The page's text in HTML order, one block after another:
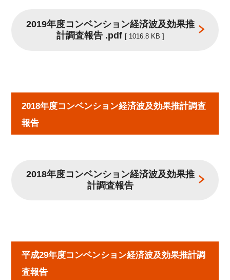
2019年度コンベンション経済波及効果推
計調査報告 .pdf [ 1016.8 KB ]
2018年度コンベンション経済波及効果推計調査
報告
2018年度コンベンション経済波及効果推
計調査報告
平成29年度コンベンション経済波及効果推計調
査報告